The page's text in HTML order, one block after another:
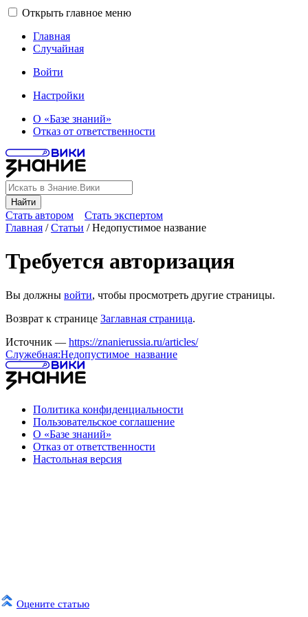
Открыть главное меню
Главная
Случайная
Войти
Настройки
О «Базе знаний»
Отказ от ответственности
Найти
Стать автором Стать экспертом
Оцените статью
Главная /Статьи /Недопустимое название
Требуется авторизация
Вы должны войти, чтобы просмотреть другие страницы.
Возврат к странице Заглавная страница.
Источник — https://znanierussia.ru/articles/
Служебная:Недопустимое_название
Политика конфиденциальности
Пользовательское соглашение
О «Базе знаний»
Отказ от ответственности
Настольная версия